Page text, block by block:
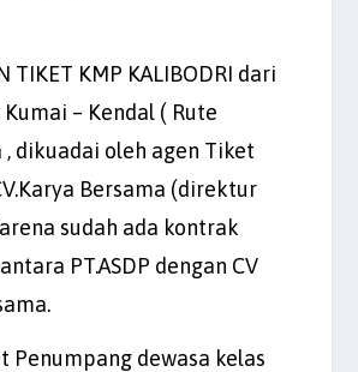
TIKET KMP KALIBODRI dari
– Kendal ( Rute
, dikuadai oleh agen Tiket
Bersama (direktur
sudah ada kontrak
PT.ASDP dengan CV
Penumpang dewasa kelas